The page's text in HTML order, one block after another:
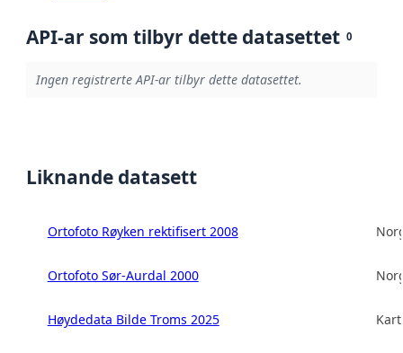
API-ar som tilbyr dette datasettet 0
Ingen registrerte API-ar tilbyr dette datasettet.
Liknande datasett
Ortofoto Røyken rektifisert 2008
Ortofoto Sør-Aurdal 2000
Høydedata Bilde Troms 2025